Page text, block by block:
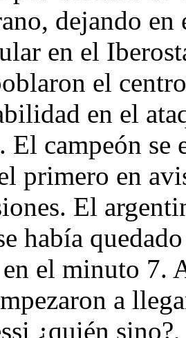
dejando
en el
el
en el
El campeón se
primero en
El
había
el minuto 7.
a
¿quién sino?,